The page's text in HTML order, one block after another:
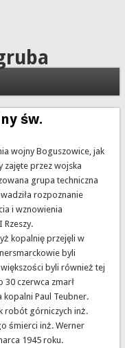
św.
wojny Boguszowice, jak
zajęte przez wojska
grupa techniczna
rozpoznanie
i wznowienia
kopalnię przejęli w
byli
byli również tej
czerwca zmarł
Paul Teubner.
robót górniczych inż.
śmierci inż. Werner
1945 roku.